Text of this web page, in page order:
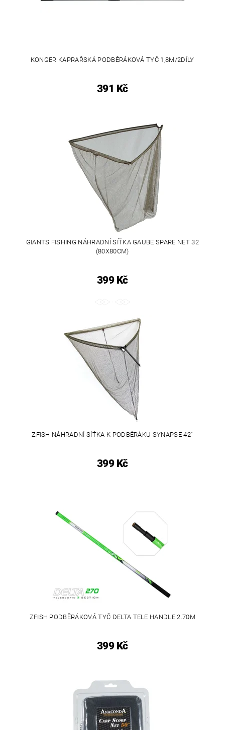
KONGER KAPRAŘSKÁ PODBĚRÁKOVÁ TYČ 1,8M/2DÍLY
391 Kč
GIANTS FISHING NÁHRADNÍ SÍŤKA GAUBE SPARE NET 32
(80X80CM)
399 Kč
ZFISH NÁHRADNÍ SÍŤKA K PODBĚRÁKU SYNAPSE 42"
399 Kč
ZFISH PODBĚRÁKOVÁ TYČ DELTA TELE HANDLE 2.70M
399 Kč